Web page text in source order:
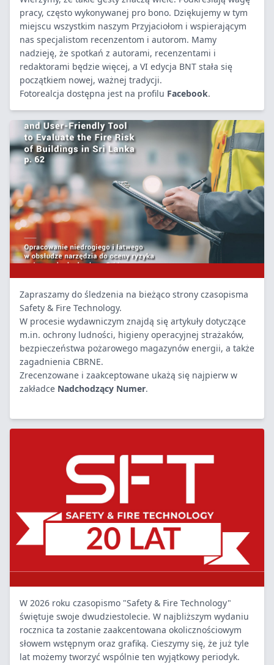
pracy, często wykonywanej pro bono. Dziękujemy w tym
miejscu wszystkim naszym Przyjaciołom i wspierającym
nas specjalistom recenzentom i autorom. Mamy
nadzieję, że spotkań z autorami, recenzentami i
redaktorami będzie więcej, a VI edycja BNT stała się
początkiem nowej, ważnej tradycji.
Fotorealcja dostępna jest na profilu Facebook.
Zapraszamy do śledzenia na bieżąco strony czasopisma
Safety & Fire Technology.
W procesie wydawniczym znajdą się artykuły dotyczące
m.in. ochrony ludności, higieny operacyjnej strażaków,
bezpieczeństwa pożarowego magazynów energii, a także
zagadnienia CBRNE.
Zrecenzowane i zaakceptowane ukażą się najpierw w
zakładce Nadchodzący Numer.
W 2026 roku czasopismo "Safety & Fire Technology"
świętuje swoje dwudziestolecie. W najbliższym wydaniu
rocznica ta zostanie zaakcentowana okolicznościowym
słowem wstępnym oraz grafiką. Cieszymy się, że już tyle
lat możemy tworzyć wspólnie ten wyjątkowy periodyk.